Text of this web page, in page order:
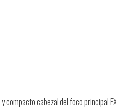
compacto cabezal del foco principal